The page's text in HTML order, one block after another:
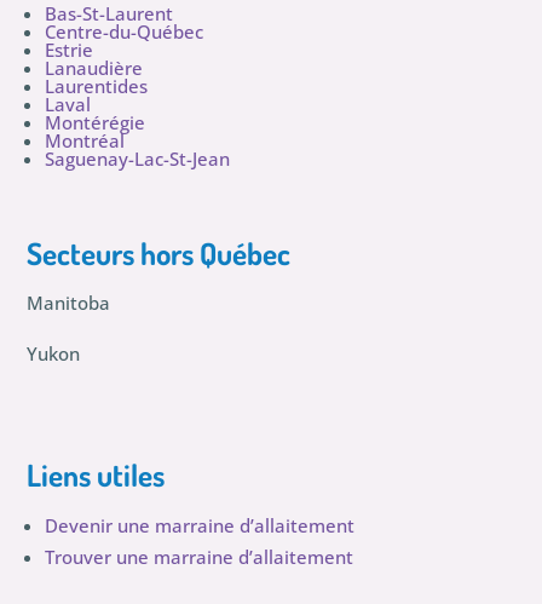
Bas-St-Laurent
Centre-du-Québec
Estrie
Lanaudière
Laurentides
Laval
Montérégie
Montréal
Saguenay-Lac-St-Jean
Secteurs hors Québec
Manitoba
Yukon
Liens utiles
Devenir une marraine d’allaitement
Trouver une marraine d’allaitement